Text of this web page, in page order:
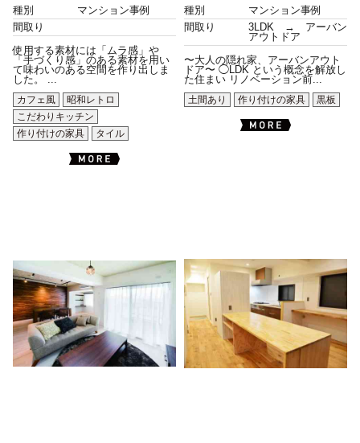
種別
マンション事例
間取り
使用する素材には「ムラ感」や
「手づくり感」のある素材を用い
て味わいのある空間を作り出しま
した。 ...
カフェ風
昭和レトロ
こだわりキッチン
作り付けの家具
タイル
種別
マンション事例
間取り
3LDK → アーバン
アウトドア
〜大人の隠れ家、アーバンアウト
ドア〜 ◯LDK という概念を解放し
た住まい リノベーション前...
土間あり
作り付けの家具 黒板